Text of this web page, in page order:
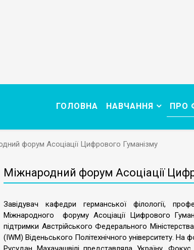
ГОЛОВНА НАВЧАННЯ ПРО
форум Асоціації Цифрового Гуманізму
Міжнародний форум Асоціації
Завідувач кафедри германської філології,
Міжнародного форуму Асоціації Цифрового
підтримки Австрійського Федерального
(IWM) Віденьського Політехнічного університету. На